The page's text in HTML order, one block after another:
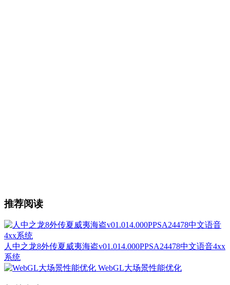
推荐阅读
人中之龙8外传夏威夷海盗v01.014.000PPSA24478中文语音4xx
系统
WebGL大场景性能优化